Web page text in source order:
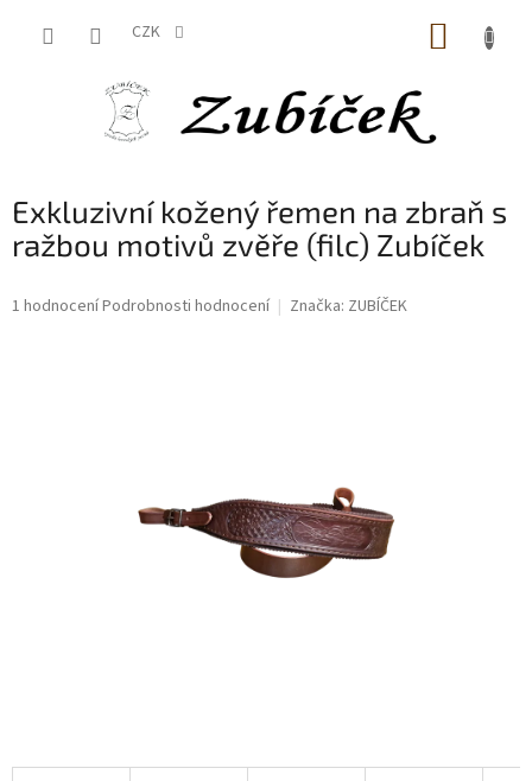
CZK
Exkluzivní kožený řemen na zbraň s
ražbou motivů zvěře (filc) Zubíček
Průměrné
1 hodnoceníPodrobnosti hodnocení Značka: ZUBÍČEK